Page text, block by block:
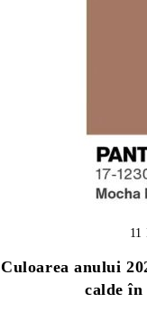
Culoarea anului
calde
11